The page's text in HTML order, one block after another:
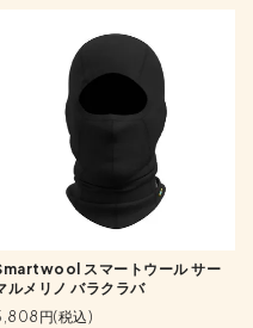
スマートウール サー
ルメリノ バラクラバ
円(税込)